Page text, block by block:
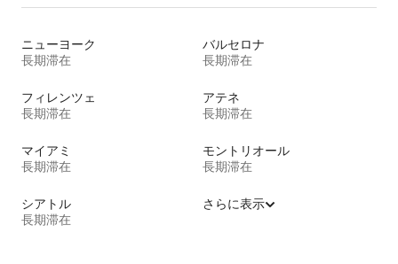
ニューヨーク
長期滞在
バルセロナ
長期滞在
フィレンツェ
長期滞在
アテネ
長期滞在
マイアミ
長期滞在
モントリオール
長期滞在
シアトル
長期滞在
さらに表示